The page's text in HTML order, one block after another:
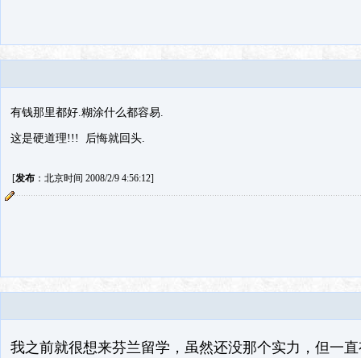
有钱那里都好.糊涂什么都容易.
这是硬道理!!! 后悔就回头.
[发布：北京时间 2008/2/9 4:56:12]
我之前就很想来芬兰留学，虽然还没那个实力，但一